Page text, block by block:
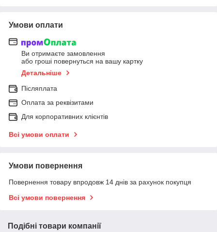
Умови оплати
Ви отримаєте замовлення
або гроші повернуться на вашу картку
Детальніше
Післяплата
Оплата за реквізитами
Для корпоративних клієнтів
Всі умови оплати
Умови повернення
Повернення товару впродовж 14 днів за рахунок покупця
Всі умови повернення
Подібні товари компанії